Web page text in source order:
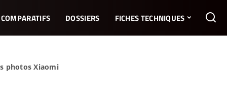
COMPARATIFS DOSSIERS FICHES TECHNIQUES
photos Xiaomi